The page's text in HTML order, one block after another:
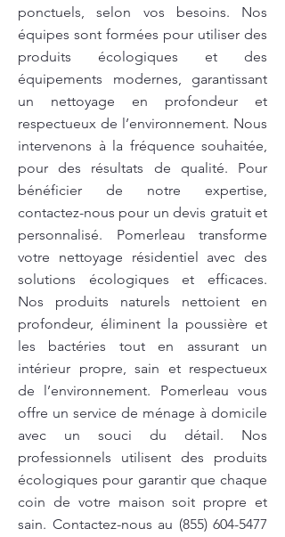
ponctuels, selon vos besoins. Nos
équipes sont formées pour utiliser des
produits écologiques et des
équipements modernes, garantissant
un nettoyage en profondeur et
respectueux de l’environnement. Nous
intervenons à la fréquence souhaitée,
pour des résultats de qualité. Pour
bénéficier de notre expertise,
contactez-nous pour un devis gratuit et
personnalisé. Pomerleau transforme
votre nettoyage résidentiel avec des
solutions écologiques et efficaces.
Nos produits naturels nettoient en
profondeur, éliminent la poussière et
les bactéries tout en assurant un
intérieur propre, sain et respectueux
de l’environnement. Pomerleau vous
offre un service de ménage à domicile
avec un souci du détail. Nos
professionnels utilisent des produits
écologiques pour garantir que chaque
coin de votre maison soit propre et
sain. Contactez-nous au (855) 604-5477